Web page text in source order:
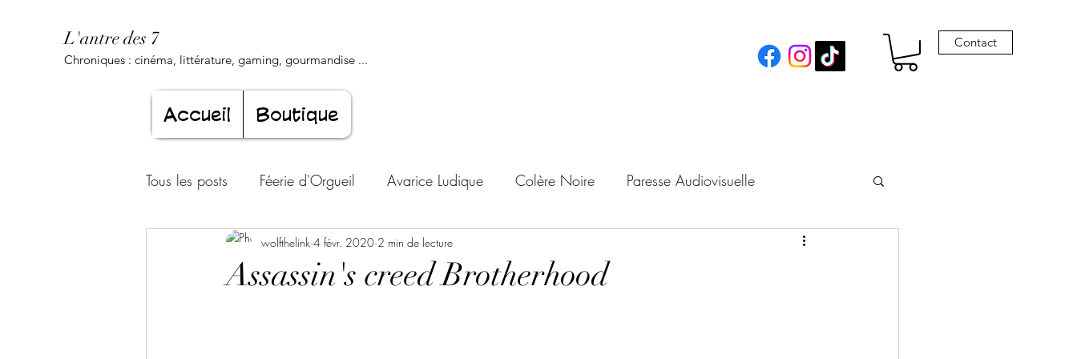
L'antre des 7
Chroniques : cinéma, littérature, gaming, gourmandise ...
Contact
Accueil Boutique
Tous les posts Féerie d'Orgueil Avarice Ludique Colère Noire Paresse Audiovisuelle
Luxure Envoûtante Gourmandise Proscrite
Assassin's creed Brotherhood
wolfthelink 4 févr. 2020 2 min de lecture